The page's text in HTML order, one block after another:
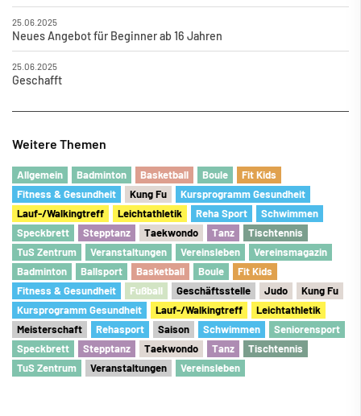
25.06.2025
Neues Angebot für Beginner ab 16 Jahren
25.06.2025
Geschafft
Weitere Themen
Allgemein Badminton Basketball Boule
Fit Kids
Fitness & Gesundheit
Kung Fu
Kursprogramm Gesundheit
Lauf-/Walkingtreff
Leichtathletik Reha Sport
Schwimmen
Speckbrett
Stepptanz Taekwondo Tanz
Tischtennis
TuS Zentrum
Veranstaltungen Vereinsleben
Vereinsmagazin
Badminton
Ballsport Basketball Boule
Fit Kids
Fitness & Gesundheit
Fußball Geschäftsstelle Judo
Kung Fu
Kursprogramm Gesundheit
Lauf-/Walkingtreff
Leichtathletik
Meisterschaft
Rehasport Saison Schwimmen
Seniorensport
Speckbrett
Stepptanz Taekwondo Tanz
Tischtennis
TuS Zentrum
Veranstaltungen Vereinsleben